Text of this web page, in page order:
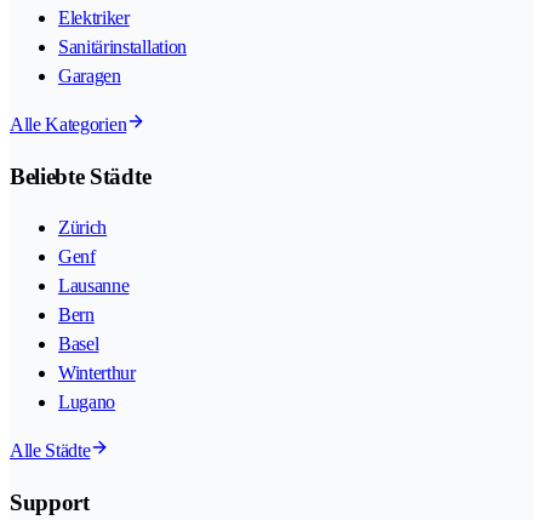
Elektriker
Sanitärinstallation
Garagen
Alle Kategorien
Beliebte Städte
Zürich
Genf
Lausanne
Bern
Basel
Winterthur
Lugano
Alle Städte
Support